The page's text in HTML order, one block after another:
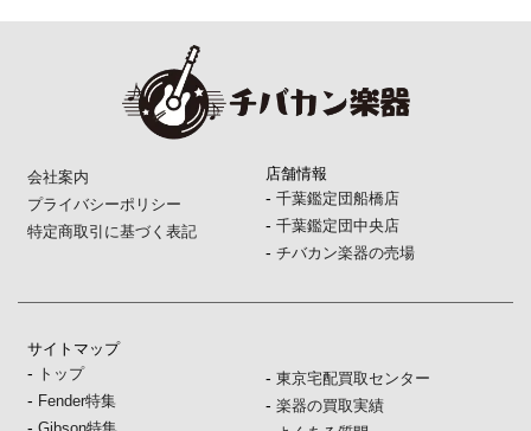
会社案内
プライバシーポリシー
特定商取引に基づく表記
店舗情報
- 千葉鑑定団船橋店
- 千葉鑑定団中央店
- チバカン楽器の売場
サイトマップ
- トップ
- Fender特集
- 東京宅配買取センター
- 楽器の買取実績